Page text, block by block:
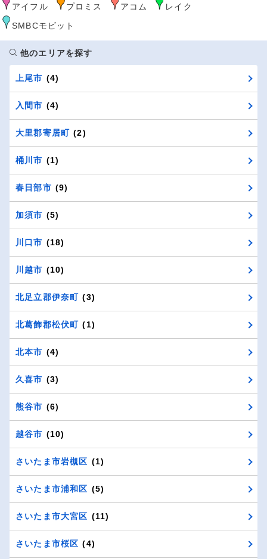
アイフル プロミス アコム
レイク
SMBCモビット
他のエリアを探す
上尾市 (4)
入間市 (4)
大里郡寄居町 (2)
桶川市 (1)
春日部市 (9)
加須市 (5)
川口市 (18)
川越市 (10)
北足立郡伊奈町 (3)
北葛飾郡松伏町 (1)
北本市 (4)
久喜市 (3)
熊谷市 (6)
越谷市 (10)
さいたま市岩槻区 (1)
さいたま市浦和区 (5)
さいたま市大宮区 (11)
さいたま市桜区 (4)